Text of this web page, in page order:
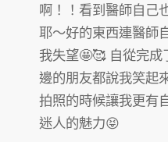
啊！！看到醫師自己
耶～好的東西連醫師
我失望🤩🥰 自從完
邊的朋友都說我笑起
拍照的時候讓我更有
迷人的魅力😝